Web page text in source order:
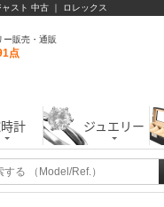
スト 中古 ｜ ロレックス
ー販売・通販
点
計 ジュエリー